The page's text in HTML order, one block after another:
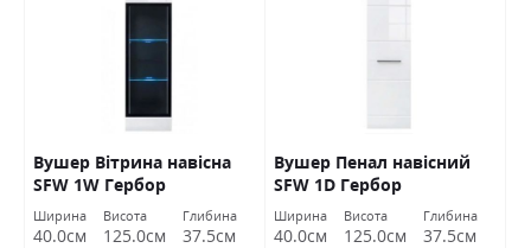
Вушер Вітрина навісна
SFW 1W Гербор
Ширина
40.0см
Висота
125.0см
Глибина
37.5см
Вушер Пенал навісний
SFW 1D Гербор
Ширина
40.0см
Висота
125.0см
Глибина
37.5см